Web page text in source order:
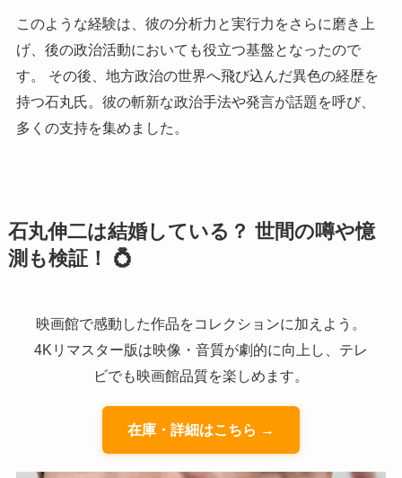
このような経験は、彼の分析力と実行力をさらに磨き上
げ、後の政治活動においても役立つ基盤となったので
す。 その後、地方政治の世界へ飛び込んだ異色の経歴を
持つ石丸氏。彼の斬新な政治手法や発言が話題を呼び、
多くの支持を集めました。
石丸伸二は結婚している？ 世間の噂や憶
測も検証！ 💍
映画館で感動した作品をコレクションに加えよう。
4Kリマスター版は映像・音質が劇的に向上し、テレ
ビでも映画館品質を楽しめます。
在庫・詳細はこちら →